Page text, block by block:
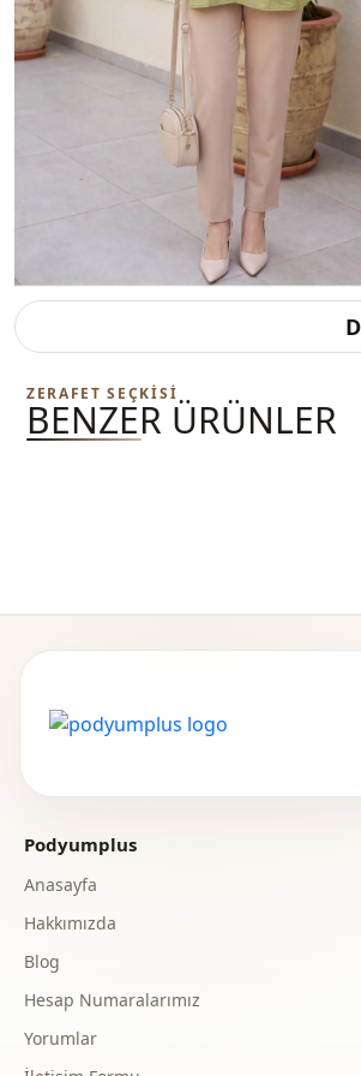
ZERAFET SEÇKISI
BENZER ÜRÜNLER
Podyumplus
Anasayfa
Hakkımızda
Blog
Hesap Numaralarımız
Yorumlar